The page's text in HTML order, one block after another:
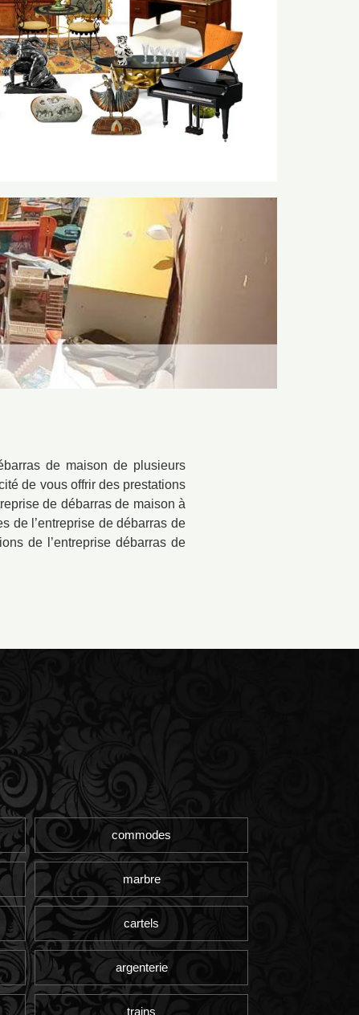
de maison de plusieurs
de vous offrir des prestations
de débarras de maison à
de l’entreprise de débarras de
de l’entreprise débarras de
commodes
marbre
cartels
argenterie
trains